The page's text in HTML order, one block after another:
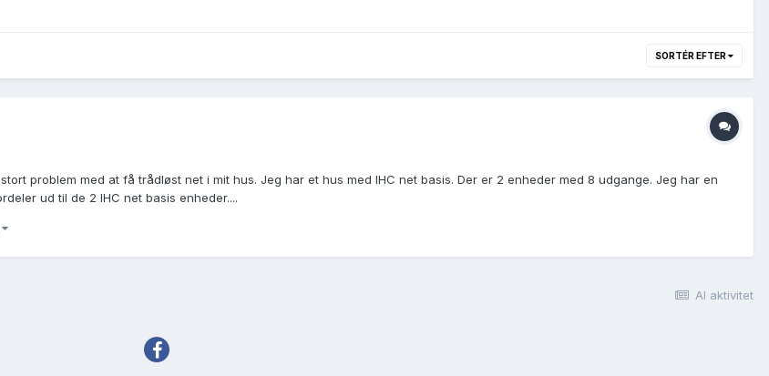
SORTÉR EFTER
problem med at få trådløst net i mit hus. Jeg har et hus med IHC net basis. Der er 2 enheder med 8 udgange. Jeg har en
ud til de 2 IHC net basis enheder....
Al aktivitet